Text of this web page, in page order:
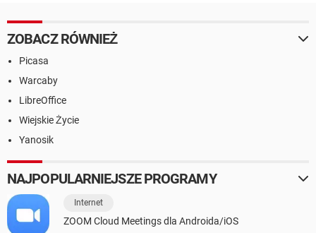
ZOBACZ RÓWNIEŻ
Picasa
Warcaby
LibreOffice
Wiejskie Życie
Yanosik
NAJPOPULARNIEJSZE PROGRAMY
Internet
ZOOM Cloud Meetings dla Androida/iOS